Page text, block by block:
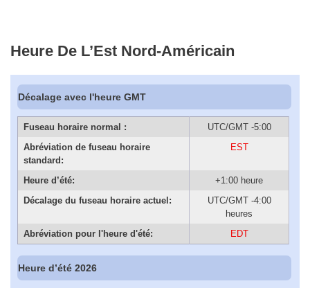
Heure De L’Est Nord-Américain
Décalage avec l'heure GMT
Fuseau horaire normal :
UTC/GMT -5:00
Abréviation de fuseau horaire
standard:
EST
Heure d’été:
+1:00 heure
Décalage du fuseau horaire actuel:
UTC/GMT -4:00
heures
Abréviation pour l'heure d'été:
EDT
Heure d’été 2026